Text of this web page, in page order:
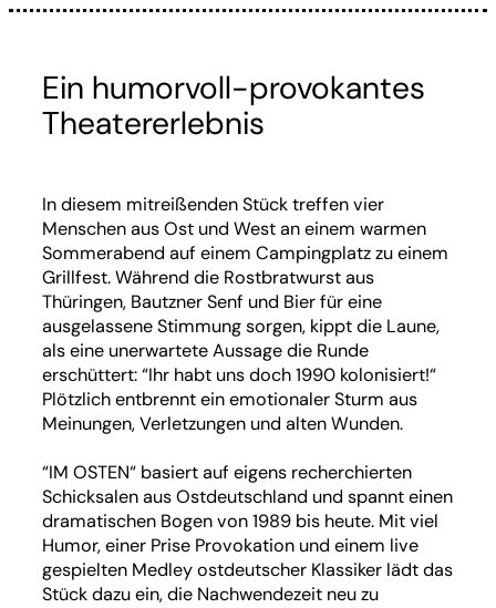
Ein humorvoll-provokantes
Theatererlebnis
In diesem mitreißenden Stück treffen vier
Menschen aus Ost und West an einem warmen
Sommerabend auf einem Campingplatz zu einem
Grillfest. Während die Rostbratwurst aus
Thüringen, Bautzner Senf und Bier für eine
ausgelassene Stimmung sorgen, kippt die Laune,
als eine unerwartete Aussage die Runde
erschüttert: “Ihr habt uns doch 1990 kolonisiert!“
Plötzlich entbrennt ein emotionaler Sturm aus
Meinungen, Verletzungen und alten Wunden.
“IM OSTEN“ basiert auf eigens recherchierten
Schicksalen aus Ostdeutschland und spannt einen
dramatischen Bogen von 1989 bis heute. Mit viel
Humor, einer Prise Provokation und einem live
gespielten Medley ostdeutscher Klassiker lädt das
Stück dazu ein, die Nachwendezeit neu zu